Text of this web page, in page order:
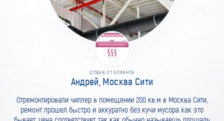
отзыв от клиента
Андрей, Москва Сити
Отремонтировали чиллер в помещении 200 кв.м в Москва Сити,
ремонт прошел быстро и аккуратно без кучи мусора как это